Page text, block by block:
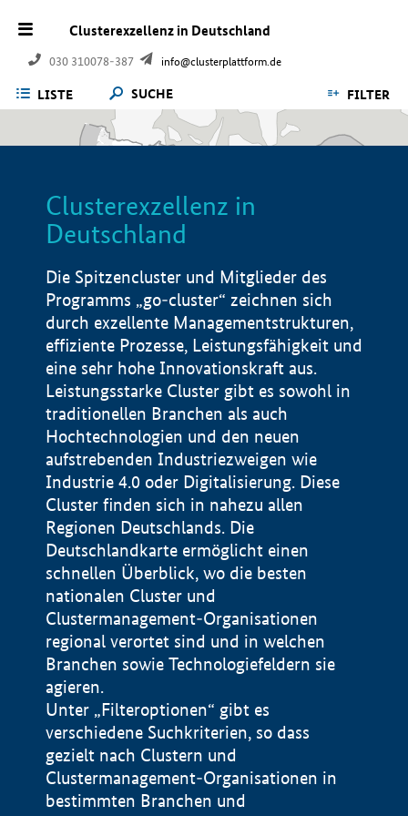
Clusterexzellenz in Deutschland
030 310078-387 info@clusterplattform.de
LISTE SUCHE FILTER
Clusterexzellenz in
Deutschland
Die Spitzencluster und Mitglieder des
Programms „go-cluster“ zeichnen sich
durch exzellente Managementstrukturen,
effiziente Prozesse, Leistungsfähigkeit und
eine sehr hohe Innovationskraft aus.
Leistungsstarke Cluster gibt es sowohl in
traditionellen Branchen als auch
Hochtechnologien und den neuen
aufstrebenden Industriezweigen wie
Industrie 4.0 oder Digitalisierung. Diese
Cluster finden sich in nahezu allen
Regionen Deutschlands. Die
Deutschlandkarte ermöglicht einen
schnellen Überblick, wo die besten
nationalen Cluster und
Clustermanagement-Organisationen
regional verortet sind und in welchen
Branchen sowie Technologiefeldern sie
agieren.
Unter „Filteroptionen“ gibt es
verschiedene Suchkriterien, so dass
gezielt nach Clustern und
Clustermanagement-Organisationen in
bestimmten Branchen und
Impressum
Datenschutzerklärung
BMWE, 2026 ©
100 km © Geobasis-DE / BKG 2015